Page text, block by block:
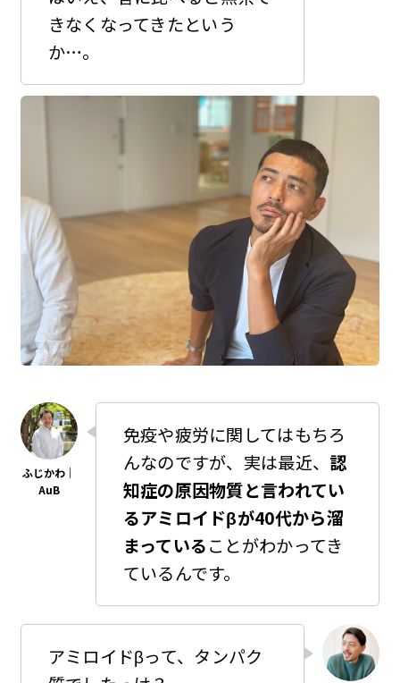
きなくなってきたという
か…。
免疫や疲労に関してはもちろ
んなのですが、実は最近、 認
知症の原因物質と言われてい
るアミロイドβが40代から溜
まっていることがわかってき
ているんです。
アミロイドβって、タンパク